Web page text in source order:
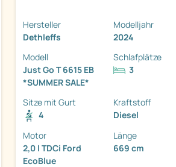
Hersteller
Dethleffs
Modelljahr
2024
Modell
Just Go T 6615 EB
*SUMMER SALE*
Schlafplätze
3
Sitze mit Gurt
4
Kraftstoff
Diesel
Motor
2,0 l TDCi Ford
EcoBlue
Länge
669 cm